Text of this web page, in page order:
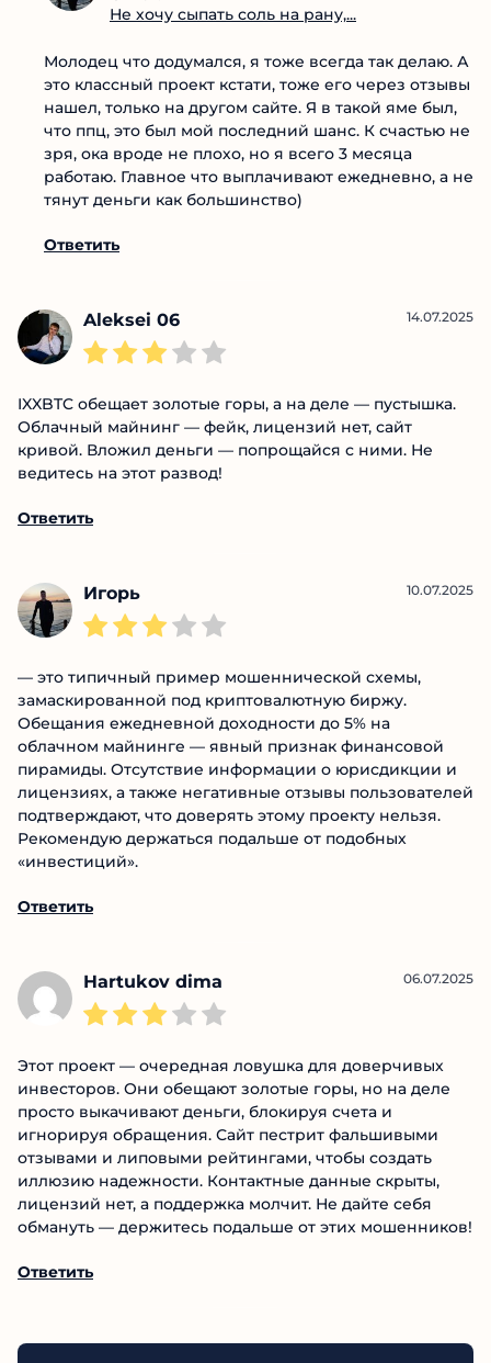
Не хочу сыпать соль на рану,...
Молодец что додумался, я тоже всегда так делаю. А
это классный проект кстати, тоже его через отзывы
нашел, только на другом сайте. Я в такой яме был,
что ппц, это был мой последний шанс. К счастью не
зря, ока вроде не плохо, но я всего 3 месяца
работаю. Главное что выплачивают ежедневно, а не
тянут деньги как большинство)
Ответить
Aleksei 06 14.07.2025
IXXBTC обещает золотые горы, а на деле — пустышка.
Облачный майнинг — фейк, лицензий нет, сайт
кривой. Вложил деньги — попрощайся с ними. Не
ведитесь на этот развод!
Ответить
Игорь 10.07.2025
— это типичный пример мошеннической схемы,
замаскированной под криптовалютную биржу.
Обещания ежедневной доходности до 5% на
облачном майнинге — явный признак финансовой
пирамиды. Отсутствие информации о юрисдикции и
лицензиях, а также негативные отзывы пользователей
подтверждают, что доверять этому проекту нельзя.
Рекомендую держаться подальше от подобных
«инвестиций».
Ответить
Hartukov dima 06.07.2025
Этот проект — очередная ловушка для доверчивых
инвесторов. Они обещают золотые горы, но на деле
просто выкачивают деньги, блокируя счета и
игнорируя обращения. Сайт пестрит фальшивыми
отзывами и липовыми рейтингами, чтобы создать
иллюзию надежности. Контактные данные скрыты,
лицензий нет, а поддержка молчит. Не дайте себя
обмануть — держитесь подальше от этих мошенников!
Ответить